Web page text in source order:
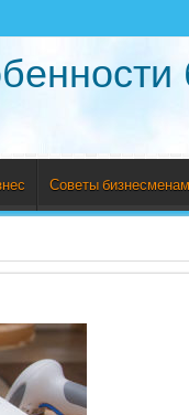
Советы бизнесменам